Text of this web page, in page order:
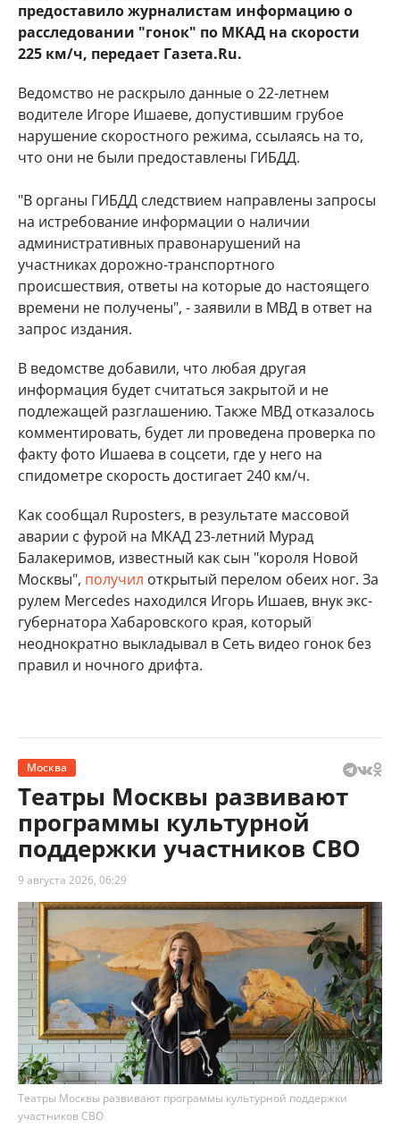
предоставило журналистам информацию о
расследовании "гонок" по МКАД на скорости
225 км/ч, передает Газета.Ru.
Ведомство не раскрыло данные о 22-летнем
водителе Игоре Ишаеве, допустившим грубое
нарушение скоростного режима, ссылаясь на то,
что они не были предоставлены ГИБДД.
"В органы ГИБДД следствием направлены запросы
на истребование информации о наличии
административных правонарушений на
участниках дорожно-транспортного
происшествия, ответы на которые до настоящего
времени не получены", - заявили в МВД в ответ на
запрос издания.
В ведомстве добавили, что любая другая
информация будет считаться закрытой и не
подлежащей разглашению. Также МВД отказалось
комментировать, будет ли проведена проверка по
факту фото Ишаева в соцсети, где у него на
спидометре скорость достигает 240 км/ч.
Как сообщал Ruposters, в результате массовой
аварии с фурой на МКАД 23-летний Мурад
Балакеримов, известный как сын "короля Новой
Москвы", получил открытый перелом обеих ног. За
рулем Mercedes находился Игорь Ишаев, внук экс-
губернатора Хабаровского края, который
неоднократно выкладывал в Сеть видео гонок без
правил и ночного дрифта.
Москва
Театры Москвы развивают
программы культурной
поддержки участников СВО
9 августа 2026, 06:29
Театры Москвы развивают программы культурной поддержки
участников СВО